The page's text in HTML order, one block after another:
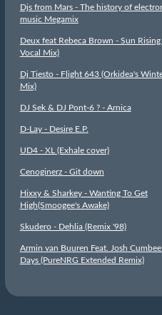
Djs from Mars - The history of
music Megamix
Deux feat Rebeca Brown - Sun
Vocal Mix)
Dj Tiesto - Flight 643 (Orkidea's
Mix)
DJ Sek & DJ Pont-6 ? - Arnica
D-Lay - Desire E.P.
UD4 - XL (Exhale cover)
Cenoginerz - Git down
Hixxy & Sharkey - Wanting To Get
High(Smoogee's Awake)
Skudero - Dehlia (Remix '98)
Armin van Buuren Feat. Josh
Days (PureNRG Extended Remix)